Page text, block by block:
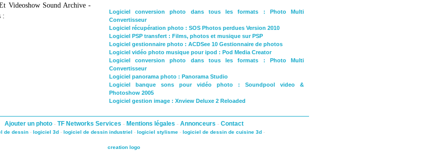
Videoshow Sound Archive -
:
Logiciel conversion photo dans tous les formats : Photo Multi
Convertisseur
Logiciel récupération photo : SOS Photos perdues Version 2010
Logiciel PSP transfert : Films, photos et musique sur PSP
Logiciel gestionnaire photo : ACDSee 10 Gestionnaire de photos
Logiciel vidéo photo musique pour ipod : Pod Media Creator
Logiciel conversion photo dans tous les formats : Photo Multi
Convertisseur
Logiciel panorama photo : Panorama Studio
Logiciel banque sons pour vidéo photo : Soundpool video &
Photoshow 2005
Logiciel gestion image : Xnview Deluxe 2 Reloaded
Ajouter un photo - TF Networks Services - Mentions légales - Annonceurs - Contact
de dessin - logiciel 3d - logiciel de dessin industriel - logiciel stylisme - logiciel de dessin de cuisine 3d -
creation logo